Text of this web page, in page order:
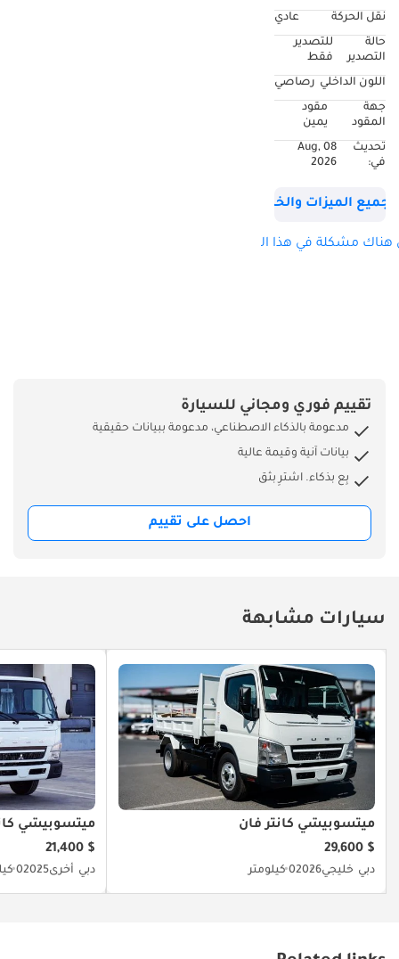
نقل الحركة
عادي
حالة
التصدير
للتصدير
فقط
اللون الداخلي رصاصي
جهة
المقود
مقود
يمين
تحديث
في:
08 Aug,
2026
جميع الميزات والخصائص
مشكلة في هذا الإعلان؟
تقييم فوري ومجاني للسيارة
مدعومة بالذكاء الاصطناعي، مدعومة ببيانات حقيقية
بيانات آنية وقيمة عالية
بِع بذكاء. اشترِ بثق
احصل على تقييم
سيارات مشابهة
ميتسوبيشي كانتر فان
$ 29,600
دبي خليجي20260 كيلومتر
ميتسوبيشي
$ 21,400
دبي أخرى20250 كيلومتر